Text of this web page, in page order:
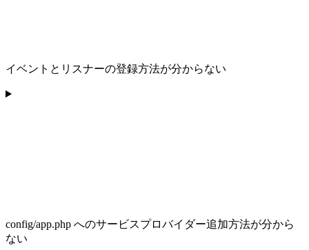
イベントとリスナーの登録方法が分からない
config/app.php へのサービスプロバイダー追加方法が分から
ない